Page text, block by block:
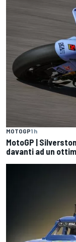
MOTOGP1 h
MotoGP |
davanti ad un